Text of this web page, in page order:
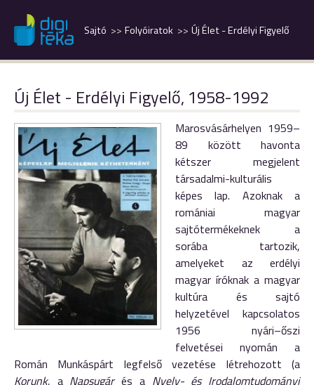
Új Élet - Erdélyi Figyelő
Folyóiratok
Sajtó
Új Élet - Erdélyi Figyelő, 1958-1992
Marosvásárhelyen 1959–
89 között havonta
kétszer megjelent
társadalmi-kulturális
képes lap. Azoknak a
romániai magyar
sajtótermékeknek a
sorába tartozik,
amelyeket az erdélyi
magyar íróknak a magyar
kultúra és sajtó
helyzetével kapcsolatos
1956 nyári–őszi
felvetései nyomán a
Román Munkáspárt legfelső vezetése létrehozott (a
Korunk, a Napsugárés a Nyelv- és Irodalomtudományi